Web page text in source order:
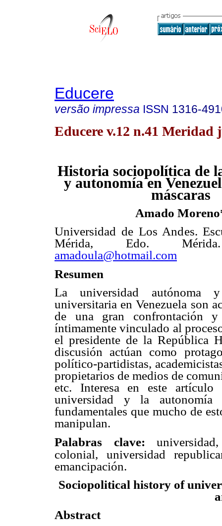
Educere
versão impressa ISSN 1316-
Educere v.12 n.41 Meridad
Historia sociopolítica de
y autonomía en
máscaras
Amado
Universidad de Los Andes.
Mérida, Edo. Mérida.
amadoula@hotmail.com
Resumen
La universidad autónoma
universitaria en Venezuela son
de una gran confrontación
íntimamente vinculado al
el presidente de la República
discusión actúan como
político-partidistas,
propietarios de medios de
etc. Interesa en este
universidad y la autonomía
fundamentales que mucho de
manipulan.
Palabras clave:
colonial, universidad
emancipación.
Sociopolitical history of
Abstract